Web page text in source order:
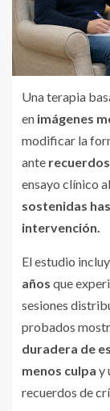
Una terapia
en imágenes
modificar la
ante
ensayo clínico
sostenidas
intervención.
El estudio
años que
sesiones
probados
duradera de
menos culpa y
recuerdos de